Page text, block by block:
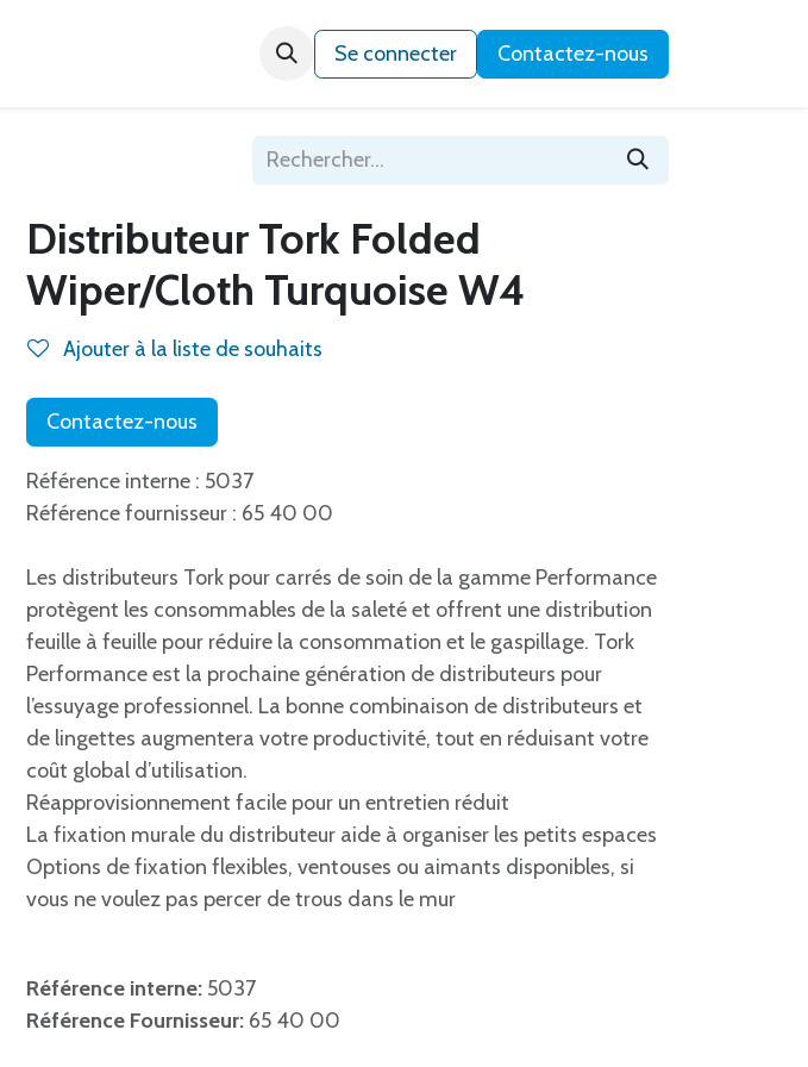
Qui sommes-nous ?
Se connecter Contactez-nous
Distributeur Tork Folded
Wiper/Cloth Turquoise W4
Ajouter à la liste de souhaits
Contactez-nous
Référence interne : 5037
Référence fournisseur : 65 40 00
Les distributeurs Tork pour carrés de soin de la gamme Performance
protègent les consommables de la saleté et offrent une distribution
feuille à feuille pour réduire la consommation et le gaspillage. Tork
Performance est la prochaine génération de distributeurs pour
l’essuyage professionnel. La bonne combinaison de distributeurs et
de lingettes augmentera votre productivité, tout en réduisant votre
coût global d’utilisation.
Réapprovisionnement facile pour un entretien réduit
La fixation murale du distributeur aide à organiser les petits espaces
Options de fixation flexibles, ventouses ou aimants disponibles, si
vous ne voulez pas percer de trous dans le mur
Référence interne: 5037
Référence Fournisseur: 65 40 00